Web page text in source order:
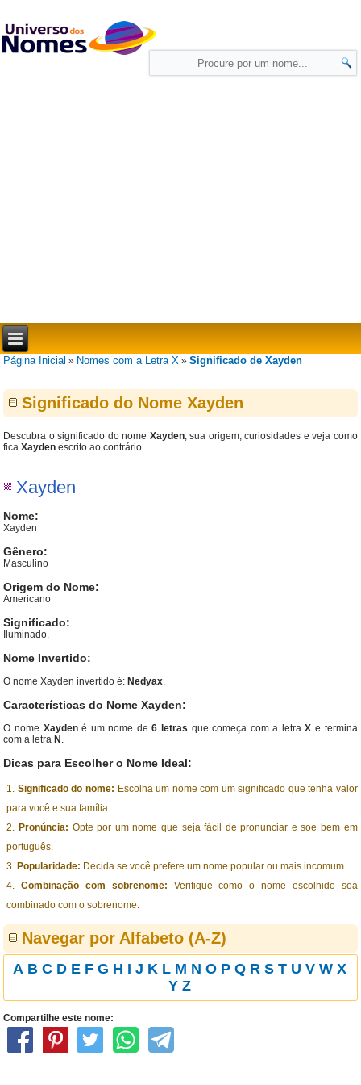
Página Inicial » Nomes com a Letra X »Significado de Xayden
Significado do Nome Xayden
Descubra o significado do nome Xayden, sua origem, curiosidades e veja como
ficaXayden escrito ao contrário.
Xayden
Nome:
Xayden
Gênero:
Masculino
Origem do Nome:
Americano
Significado:
Iluminado.
Nome Invertido:
O nome Xayden invertido é: Nedyax.
Características do Nome Xayden:
O nome Xaydené um nome de6 letras que começa com a letraX e termina
com a letra N .
Dicas para Escolher o Nome Ideal:
Significado do nome: Escolha um nome com um significado que tenha valor
para você e sua família.
Pronúncia: Opte por um nome que seja fácil de pronunciar e soe bem em
português.
Popularidade: Decida se você prefere um nome popular ou mais incomum.
Combinação com sobrenome: Verifique como o nome escolhido soa
combinado com o sobrenome.
Navegar por Alfabeto (A-Z)
A B C D E F G H I J K L M N O P Q R S T U V W X
Y Z
Compartilhe este nome: